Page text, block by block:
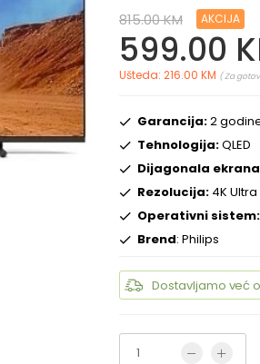
815.00 KM AKCIJA
599.00
Ušteda: 216.00 KM ( Za
Garancija:2
Tehnologija:QLED
Dijagonala
Rezolucija: 4K Ultra
Operativni sistem:
Brend: Philips
Dostavljamo već